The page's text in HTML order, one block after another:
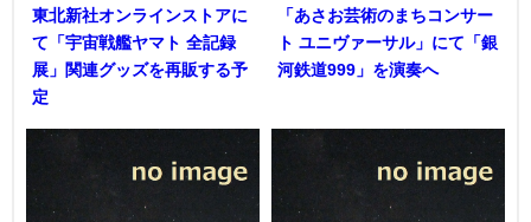
東北新社オンラインストアに
て「宇宙戦艦ヤマト 全記録
展」関連グッズを再販する予
定
「あさお芸術のまちコンサー
ト ユニヴァーサル」にて「銀
河鉄道999」を演奏へ